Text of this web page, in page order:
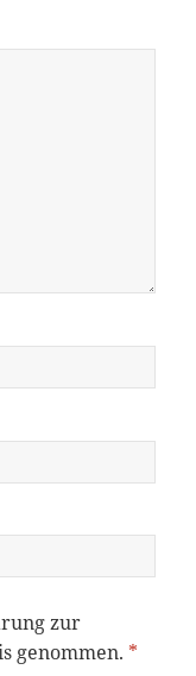
zur
genommen. *